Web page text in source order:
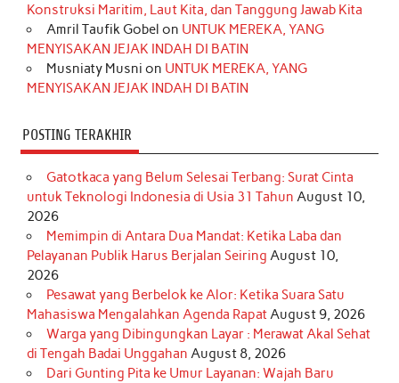
k
a
m
s
t
n
Konstruksi Maritim, Laut Kita, dan Tanggung Jawab Kita
Amril Taufik Gobel on UNTUK MEREKA, YANG
MENYISAKAN JEJAK INDAH DI BATIN
Musniaty Musni on UNTUK MEREKA, YANG
MENYISAKAN JEJAK INDAH DI BATIN
POSTING TERAKHIR
Gatotkaca yang Belum Selesai Terbang: Surat Cinta
untuk Teknologi Indonesia di Usia 31 Tahun August 10,
2026
Memimpin di Antara Dua Mandat: Ketika Laba dan
Pelayanan Publik Harus Berjalan Seiring August 10,
2026
Pesawat yang Berbelok ke Alor: Ketika Suara Satu
Mahasiswa Mengalahkan Agenda RapatAugust 9, 2026
Warga yang Dibingungkan Layar : Merawat Akal Sehat
di Tengah Badai Unggahan August 8, 2026
Dari Gunting Pita ke Umur Layanan: Wajah Baru